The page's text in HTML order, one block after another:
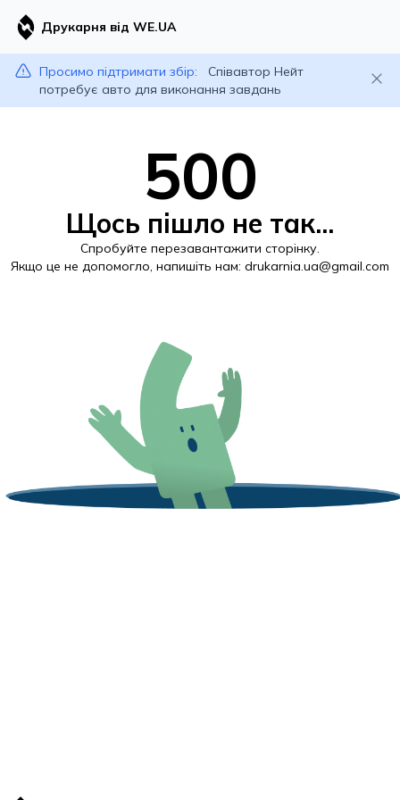
Друкарня від WE.UA
Просимо підтримати збір:
Співавтор Нейт
потребує авто для виконання завдань
500
Щось пішло не так...
Спробуйте перезавантажити сторінку.
Якщо це не допомогло, напишіть нам: drukarnia.ua@gmail.com